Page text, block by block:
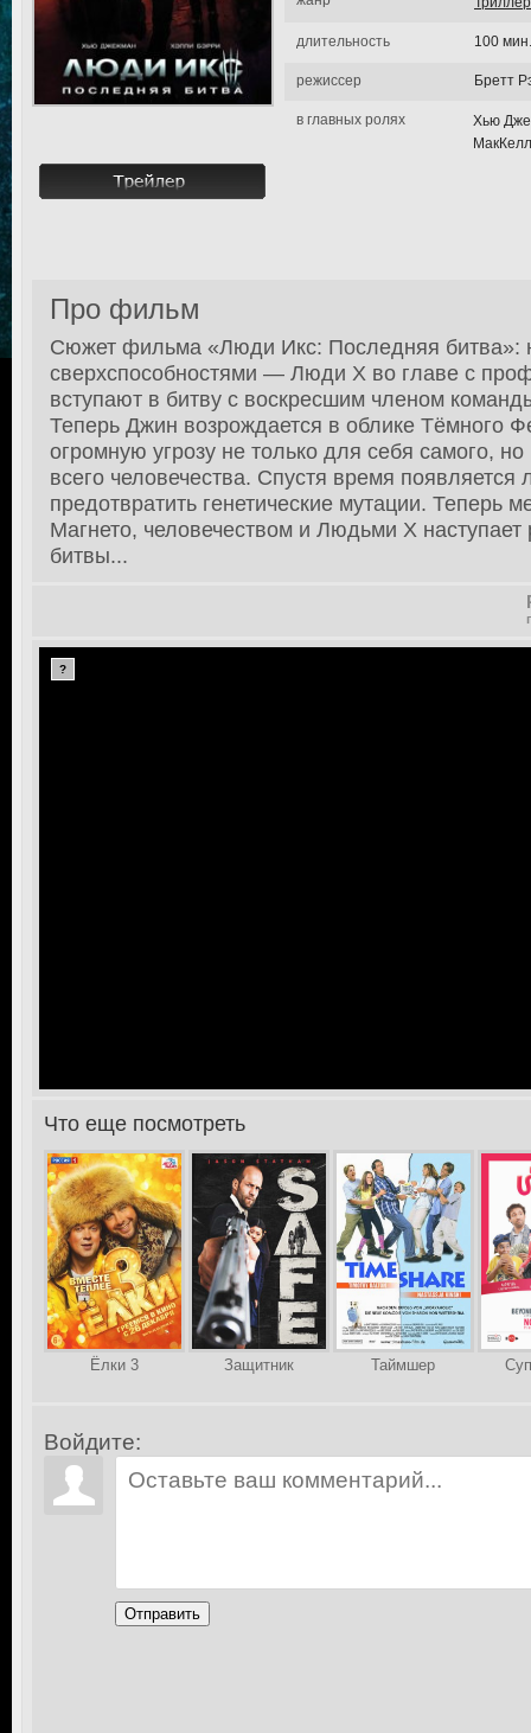
длительность 100 мин.
режиссер Бретт
в главных ролях
Хью
Про фильм
Сюжет фильма «Люди Икс: Последняя битва»:
сверхспособностями — Люди Х во главе с
вступают в битву с воскресшим членом
Теперь Джин возрождается в облике Тёмного
огромную угрозу не только для себя самого,
всего человечества. Спустя время появляется
предотвратить генетические мутации. Теперь
Магнето, человечеством и Людьми Х
битвы...
?
>Что еще посмотреть
Ёлки 3 Защитник Таймшер
Войдите:
Отправить